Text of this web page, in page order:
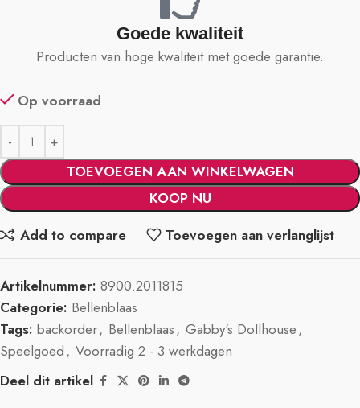
Goede kwaliteit
Producten van hoge kwaliteit met goede garantie.
Op voorraad
TOEVOEGEN AAN WINKELWAGEN
KOOP NU
Add to compare
Toevoegen aan verlanglijst
Artikelnummer: 8900.2011815
Categorie: Bellenblaas
Tags: backorder, Bellenblaas, Gabby's Dollhouse,
Speelgoed, Voorradig 2 - 3 werkdagen
Deel dit artikel